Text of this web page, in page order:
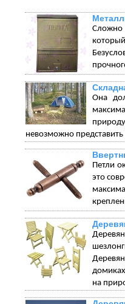
Сложно
Она
невозможно
Петли
это
на